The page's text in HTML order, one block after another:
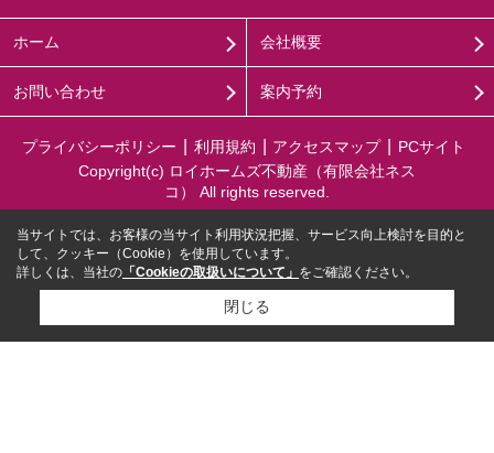
ホーム 会社概要
お問い合わせ 案内予約
プライバシーポリシー 利用規約 アクセスマップ
PCサイト
Copyright(c) ロイホームズ不動産（有限会社ネス
コ） All rights reserved.
当サイトでは、お客様の当サイト利用状況把握、サービス向上検討を目的と
して、クッキー（Cookie）を使用しています。
詳しくは、当社の 「Cookieの取扱いについて」 をご確認ください。
閉じる